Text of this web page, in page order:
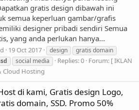
gratis design dibawah ini
semua keperluan gambar/grafis
designer pribadi sendiri Semua
yang anda perlukan hanya...
19 Oct 2017 design
gratis domain
social media Replies: 0 Forum: [ IKLAN
Cloud Hosting
di kami, Gratis design Logo,
domain, SSD. Promo 50%